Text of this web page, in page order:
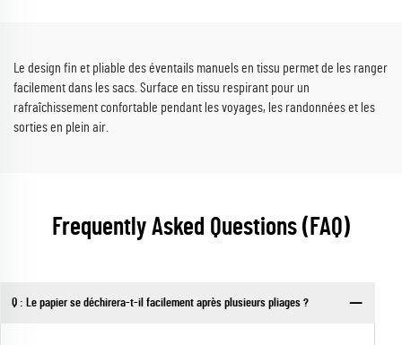
Le design fin et pliable des éventails manuels en tissu permet de les ranger
facilement dans les sacs. Surface en tissu respirant pour un
rafraîchissement confortable pendant les voyages, les randonnées et les
sorties en plein air.
Frequently Asked Questions (FAQ)
Q : Le papier se déchirera-t-il facilement après plusieurs pliages ?